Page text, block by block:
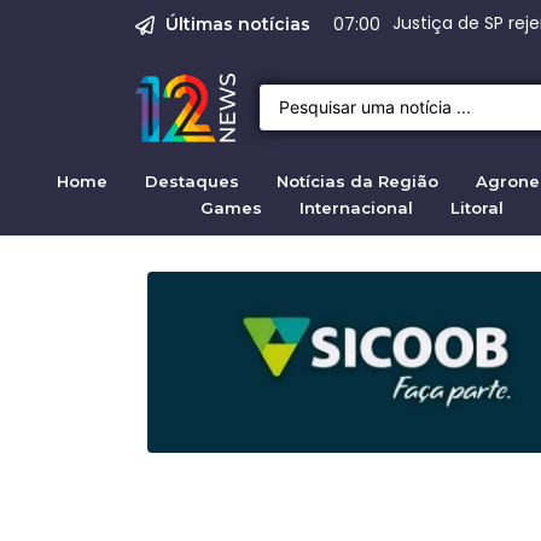
Últimas notícias 07:00 Justiça de SP
Emprego em
Empregos em
Crise migratória
Projeto de Lei
Home Destaques Notícias da Região
Games
Internacional Litoral